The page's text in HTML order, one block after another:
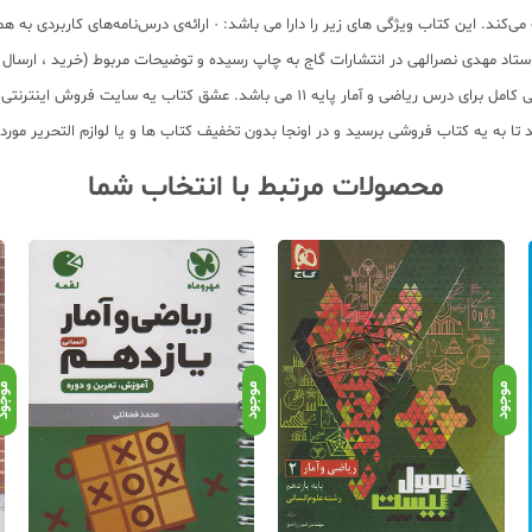
این کتاب ویژگی های زیر را دارا می باشد: · ارائه‌ی درس‌نامه‌های کاربردی به
مهدی نصرالهی در انتشارات گاج به چاپ رسیده و توضیحات مربوط (خرید
سوالات امتحانی به همراه پاسخ تشریحی آن آورده شده است و یک کتاب کمک آموزشی
یه کتاب فروشی برسید و در اونجا بدون تخفیف کتاب ها و یا لوازم التحریر مورد
محصولات مرتبط با انتخاب شما
موجود موجود